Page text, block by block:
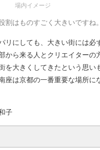
場内イメージ
はものすごく大きいですね。
リにしても、大きい街には必
から来る人とクリエイターの
を大きくしてきたという思い
座は京都の一番重要な場所に
子